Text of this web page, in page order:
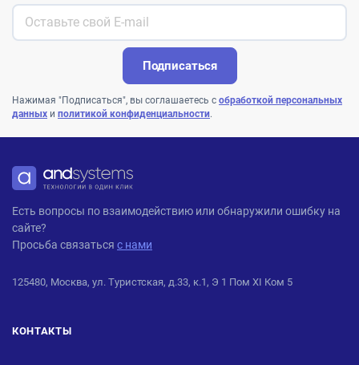
Подписаться
Нажимая "Подписаться", вы соглашаетесь с обработкой персональных
данных и политикой конфиденциальности.
ANDPRO
Есть вопросы по взаимодействию или обнаружили ошибку на
сайте?
Просьба связаться с нами
125480, Москва, ул. Туристская, д.33, к.1, Э 1 Пом XI Ком 5
КОНТАКТЫ